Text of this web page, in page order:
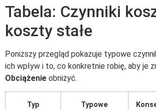
Tabela: Czynniki
koszty stałe
Poniższy przegląd pokazuje typowe
ich wpływ i to, co konkretnie robię, aby je
Obciążenie obniżyć.
Typ
Typowe